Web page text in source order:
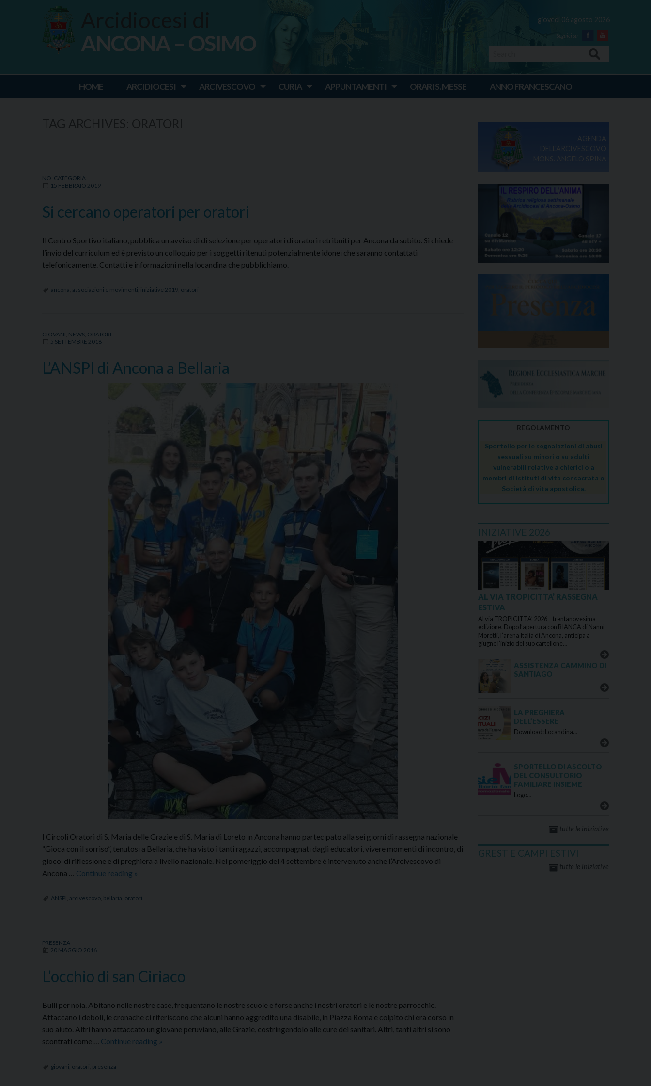
giovedì 06 agosto 2026
Facebook
Youtube
Ancona Osimo
ANCONA – OSIMO
HOME ARCIDIOCESI ARCIVESCOVO CURIA APPUNTAMENTI ORARI S. MESSE ANNO FRANCESCANO
NO_CATEGORIA
15 FEBBRAIO 2019
Si cercano operatori per oratori
Il Centro Sportivo italiano, pubblica un avviso di di selezione per operatori di oratori retribuiti per Ancona da subito. Si chiede
l’invio del curriculum ed è previsto un colloquio per i soggetti ritenuti potenzialmente idonei che saranno contattati
telefonicamente. Contatti e informazioni nella locandina che pubblichiamo.
ancona associazioni e movimenti iniziative 2019 oratori
GIOVANI NEWS ORATORI
5 SETTEMBRE 2018
L’ANSPI di Ancona a Bellaria
I Circoli Oratori di S. Maria delle Grazie e di S. Maria di Loreto in Ancona hanno partecipato alla sei giorni di rassegna nazionale
“Gioca con il sorriso”, tenutosi a Bellaria, che ha visto i tanti ragazzi, accompagnati dagli educatori, vivere momenti di incontro, di
gioco, di riflessione e di preghiera a livello nazionale. Nel pomeriggio del 4 settembre è intervenuto anche l’Arcivescovo di
Ancona … Continue reading L’ANSPI
Ancona
»
ANSPI arcivescovo bellaria oratori
PRESENZA
20 MAGGIO 2016
L’occhio di san Ciriaco
Bulli per noia. Abitano nelle nostre case, frequentano le nostre scuole e forse anche i nostri oratori e le nostre parrocchie.
Attaccano i deboli, le cronache ci riferiscono che alcuni hanno aggredito una disabile, in Piazza Roma e colpito chi era corso in
suo aiuto. Altri hanno attaccato un giovane peruviano, alle Grazie, costringendolo alle cure dei sanitari. Altri, tanti altri si sono
scontrati come … Continue reading L’occhio
»
giovani oratori presenza
AGENDA
DELL'ARCIVESCOVO
REGOLAMENTO
Sportello per le segnalazioni di abusi
sessuali su minori o su adulti
vulnerabili relative a chierici o a
membri di Istituti di vita consacrata o
Società di vita apostolica.
INIZIATIVE 2026
AL VIA TROPICITTA’ RASSEGNA
ESTIVA
Al via TROPICITTA’ 2026 – trentanovesima
edizione. Dopo l’apertura con BIANCA di Nanni
Moretti, l’arena Italia di Ancona, anticipa a
giugno l’inizio del suo cartellone…
ASSISTENZA CAMMINO DI
SANTIAGO
LA PREGHIERA
DELL’ESSERE
Download: Locandina…
SPORTELLO DI ASCOLTO
DEL CONSULTORIO
FAMILIARE INSIEME
Logo…
tutte le iniziative
GREST E CAMPI ESTIVI
tutte le iniziative